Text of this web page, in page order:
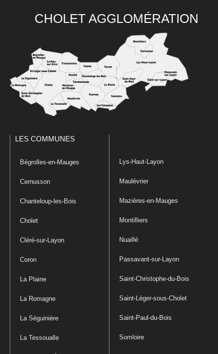
CHOLET AGGLOMÉRATION
LES COMMUNES
Bégrolles-en-Mauges
Cernusson
Chanteloup-les-Bois
Cholet
Cléré-sur-Layon
Coron
La Plaine
La Romagne
La Séguinière
La Tessoualle
Lys-Haut-Layon
Maulévrier
Mazières-en-Mauges
Montilliers
Nuaillé
Passavant-sur-Layon
Saint-Christophe-du-Bois
Saint-Léger-sous-Cholet
Saint-Paul-du-Bois
Somloire